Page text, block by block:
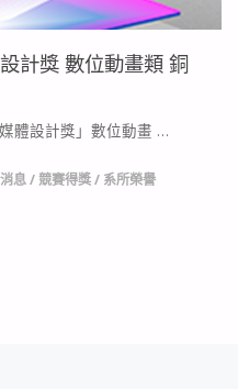
計獎 數位動畫類 銅
體設計獎」數位動畫 …
息/ 競賽得獎/ 系所榮譽